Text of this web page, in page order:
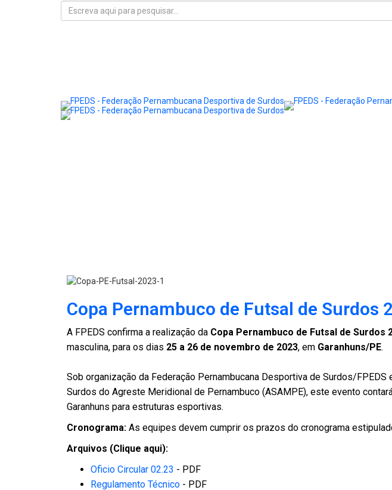
Copa Pernambuco de Futsal de Surdos
A FPEDS confirma a realização da Copa Pernambuco de Futsal de Surdos
masculina, para os dias 25 a 26 de novembro de 2023, em Garanhuns/PE.
Sob organização da Federação Pernambucana Desportiva de Surdos/FPEDS
Surdos do Agreste Meridional de Pernambuco (ASAMPE), este evento
Garanhuns para estruturas esportivas.
Cronograma: As equipes devem cumprir os prazos do cronograma
Arquivos (Clique aqui):
Oficio Circular 02.23 - PDF
Regulamento Técnico - PDF